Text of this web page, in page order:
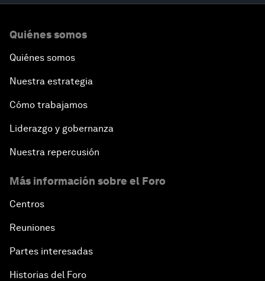
Quiénes somos
Quiénes somos
Nuestra estrategia
Cómo trabajamos
Liderazgo y gobernanza
Nuestra repercusión
Más información sobre el Foro
Centros
Reuniones
Partes interesadas
Historias del Foro